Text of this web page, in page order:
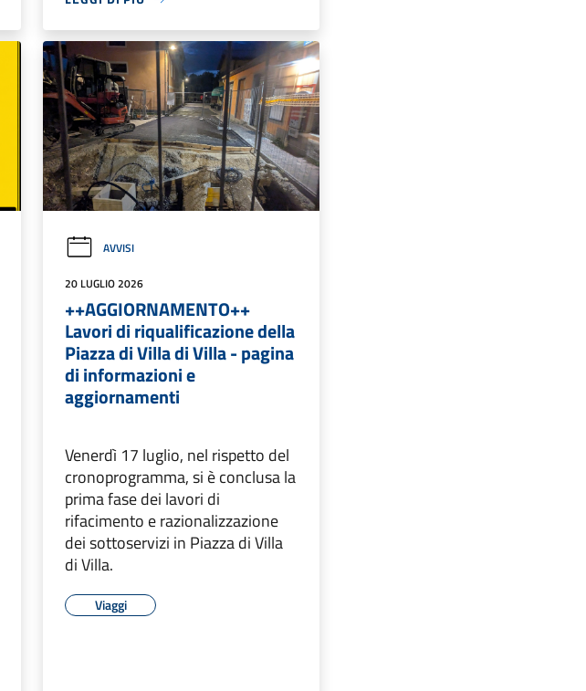
AVVISI
20 LUGLIO 2026
++AGGIORNAMENTO++
Lavori di riqualificazione della
Piazza di Villa di Villa - pagina
di informazioni e
aggiornamenti
Venerdì 17 luglio, nel rispetto del
cronoprogramma, si è conclusa la
prima fase dei lavori di
rifacimento e razionalizzazione
dei sottoservizi in Piazza di Villa
di Villa.
Viaggi